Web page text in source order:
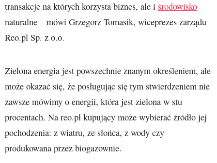
transakcje na których korzysta biznes, ale i środowisko
naturalne – mówi Grzegorz Tomasik, wiceprezes zarządu
Reo.pl Sp. z o.o.
Zielona energia jest powszechnie znanym określeniem, ale
może okazać się, że posługując się tym stwierdzeniem nie
zawsze mówimy o energii, która jest zielona w stu
procentach. Na reo.pl kupujący może wybierać źródło jej
pochodzenia: z wiatru, ze słońca, z wody czy
produkowana przez biogazownie.